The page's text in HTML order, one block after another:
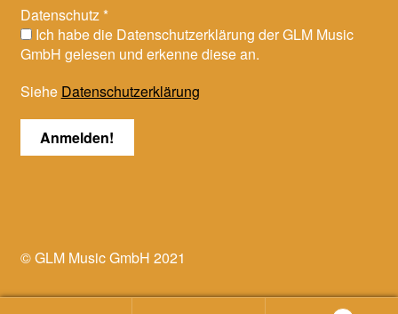
Datenschutz*
Ich habe die Datenschutzerklärung der GLM Music
GmbH gelesen und erkenne diese an.
Siehe Datenschutzerklärung
© GLM Music GmbH 2021